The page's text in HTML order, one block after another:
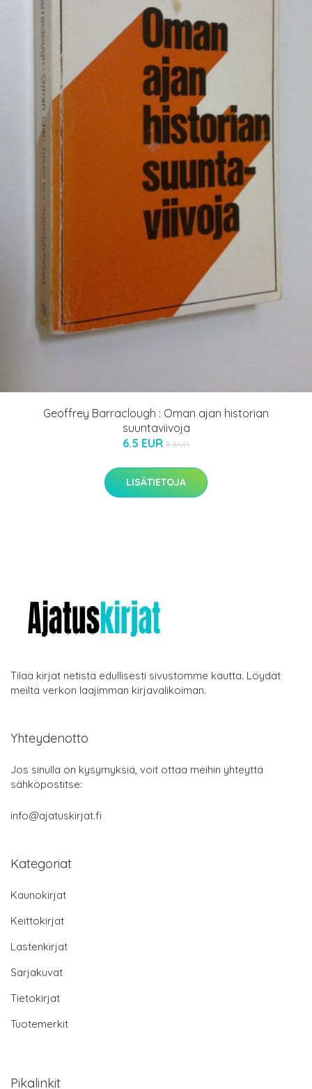
Geoffrey Barraclough : Oman ajan historian
suuntaviivoja
6.5 EUR 8 EUR
LISÄTIETOJA
Tilaa kirjat netistä edullisesti sivustomme kautta. Löydät
meiltä verkon laajimman kirjavalikoiman.
Yhteydenotto
Jos sinulla on kysymyksiä, voit ottaa meihin yhteyttä
sähköpostitse:
info@ajatuskirjat.fi
Kategoriat
Kaunokirjat
Keittokirjat
Lastenkirjat
Sarjakuvat
Tietokirjat
Tuotemerkit
Pikalinkit